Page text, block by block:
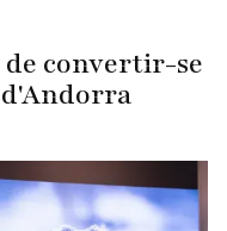
de convertir-se